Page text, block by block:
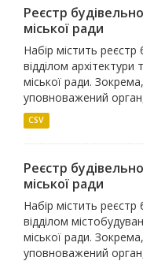
Реєстр
міської ради
Набір містить реєстр
відділом
міської ради.
уповноважений
CSV
Реєстр
міської ради
Набір містить реєстр
відділом
міської ради.
уповноважений